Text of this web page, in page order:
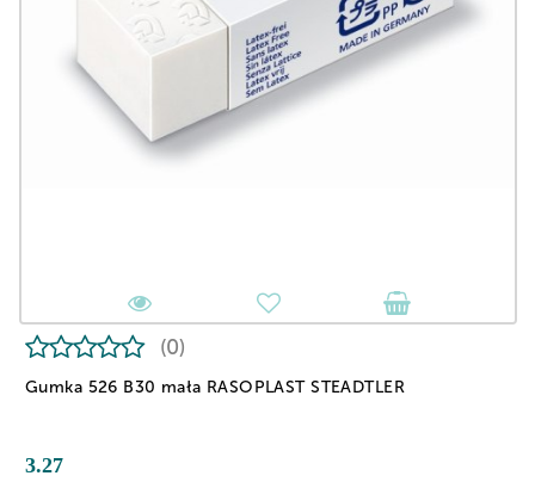
Gumka 526 B30 mała RASOPLAST STEADTLER
(0)
3.27